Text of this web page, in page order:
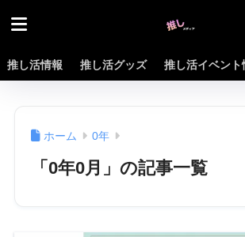
推し活情報 推し活グッズ 推し活イベント
ホーム 0年
「0年0月」の記事一覧